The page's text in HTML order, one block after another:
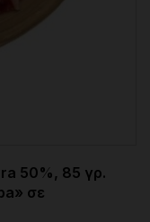
50%, 85 γρ.
σε